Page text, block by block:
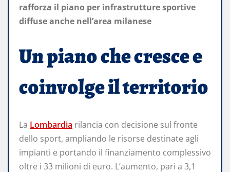
rafforza il piano per infrastrutture sportive
diffuse anche nell’area milanese
Un piano che cresce e
coinvolge il territorio
La Lombardia rilancia con decisione sul fronte
dello sport, ampliando le risorse destinate agli
impianti e portando il finanziamento complessivo
oltre i 33 milioni di euro. L’aumento, pari a 3,1